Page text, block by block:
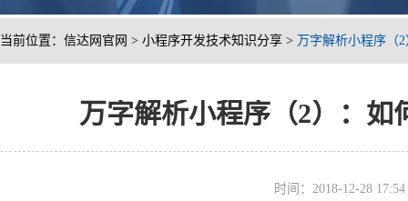
当前位置： 信达网官网 > 小程序开发技术知识分享 > 万字解析小程序（
万字解析小程序（2）：如
时间：2018-12-28